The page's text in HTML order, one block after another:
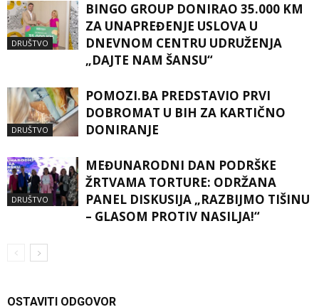
DRUŠTVO
BINGO GROUP DONIRAO 35.000 KM
ZA UNAPREĐENJE USLOVA U
DNEVNOM CENTRU UDRUŽENJA
„DAJTE NAM ŠANSU“
DRUŠTVO
POMOZI.BA PREDSTAVIO PRVI
DOBROMAT U BIH ZA KARTIČNO
DONIRANJE
DRUŠTVO
MEĐUNARODNI DAN PODRŠKE
ŽRTVAMA TORTURE: ODRŽANA
PANEL DISKUSIJA „RAZBIJMO TIŠINU
– GLASOM PROTIV NASILJA!“
OSTAVITI ODGOVOR